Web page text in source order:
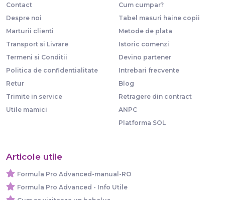
Contact
Despre noi
Marturii clienti
Transport si Livrare
Termeni si Conditii
Politica de confidentialitate
Retur
Trimite in service
Utile mamici
Cum cumpar?
Tabel masuri haine copii
Metode de plata
Istoric comenzi
Devino partener
Intrebari frecvente
Blog
Retragere din contract
ANPC
Platforma SOL
Articole utile
Formula Pro Advanced-manual-RO
Formula Pro Advanced - Info Utile